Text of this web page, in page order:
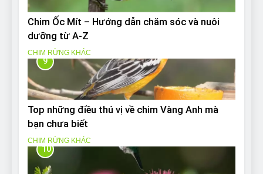
Chim Ốc Mít – Hướng dẫn chăm sóc và nuôi
dưỡng từ A-Z
CHIM RỪNG KHÁC
9
Top những điều thú vị về chim Vàng Anh mà
bạn chưa biết
CHIM RỪNG KHÁC
10